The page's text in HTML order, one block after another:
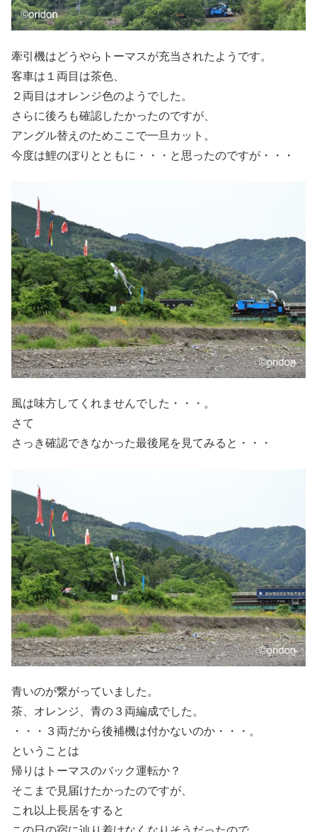
牽引機はどうやらトーマスが充当されたようです。
客車は１両目は茶色、
２両目はオレンジ色のようでした。
さらに後ろも確認したかったのですが、
アングル替えのためここで一旦カット。
今度は鯉のぼりとともに・・・と思ったのですが・・・
風は味方してくれませんでした・・・。
さて
さっき確認できなかった最後尾を見てみると・・・
青いのが繋がっていました。
茶、オレンジ、青の３両編成でした。
・・・３両だから後補機は付かないのか・・・。
ということは
帰りはトーマスのバック運転か？
そこまで見届けたかったのですが、
これ以上長居をすると